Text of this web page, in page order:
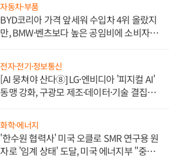
자동차·부품
BYD코리아 가격 앞세워 수입차 4위 올랐지
만, BMW·벤츠보다 높은 공임비에 소비자
전자·전기·정보통신
[AI 뭉쳐야 산다⑧] LG·엔비디아 '피지컬 AI'
동맹 강화, 구광모 제조·데이터·기술 결집
화학·에너지
'한수원 협력사' 미국 오클로 SMR 연구용 원
자로 '임계 상태' 도달, 미국 에너지부 "중요